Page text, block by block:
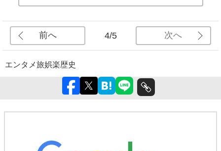
前へ 4/5 次へ
エンタメ旅娯楽歴史